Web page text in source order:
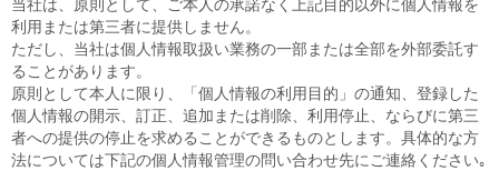
利用または第三者に提供しません。
ただし、当社は個人情報取扱い業務の一部または全部を外部委託す
ることがあります。
原則として本人に限り、「個人情報の利用目的」の通知、登録した
個人情報の開示、訂正、追加または削除、利用停止、ならびに第三
者への提供の停止を求めることができるものとします。具体的な方
法については下記の個人情報管理の問い合わせ先にご連絡ください｡